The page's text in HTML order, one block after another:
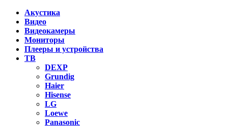
Акустика
Видео
Видеокамеры
Мониторы
Плееры и устройства
ТВ
DEXP
Grundig
Haier
Hisense
LG
Loewe
Panasonic